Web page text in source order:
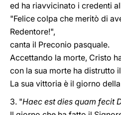
ed ha riavvicinato i credenti
"Felice colpa che meritò di
Redentore!",
canta il Preconio pasquale.
Accettando la morte, Cristo
con la sua morte ha distrutto
La sua vittoria è il giorno
3. "Haec est dies quam fecit